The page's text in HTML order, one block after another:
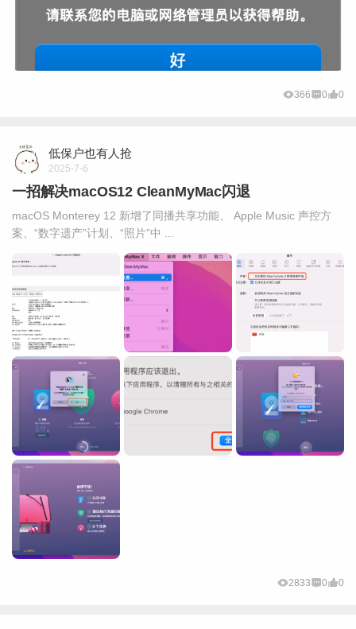
366 0 0
低保户也有人抢
2025-7-6
一招解决macOS12 CleanMyMac闪退
macOS Monterey 12 新增了同播共享功能、 Apple Music 声控方
案、“数字遗产”计划、“照片”中 ...
2833 0 0